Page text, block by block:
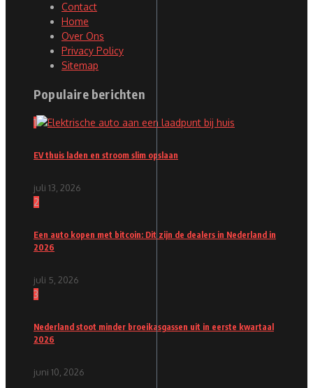
Contact
Home
Over Ons
Privacy Policy
Sitemap
Populaire berichten
1
EV thuis laden en stroom slim opslaan
juli 13, 2026
2
Een auto kopen met bitcoin: Dit zijn de dealers in Nederland in
2026
juli 5, 2026
3
Nederland stoot minder broeikasgassen uit in eerste kwartaal
2026
juni 10, 2026